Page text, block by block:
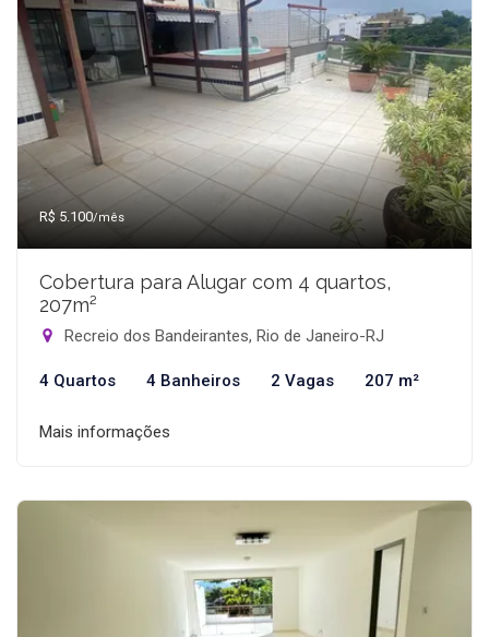
R$ 5.100/mês
Cobertura para Alugar com 4 quartos,
207m²
Recreio dos Bandeirantes, Rio de Janeiro-RJ
4 Quartos 4 Banheiros 2 Vagas 207 m²
Mais informações